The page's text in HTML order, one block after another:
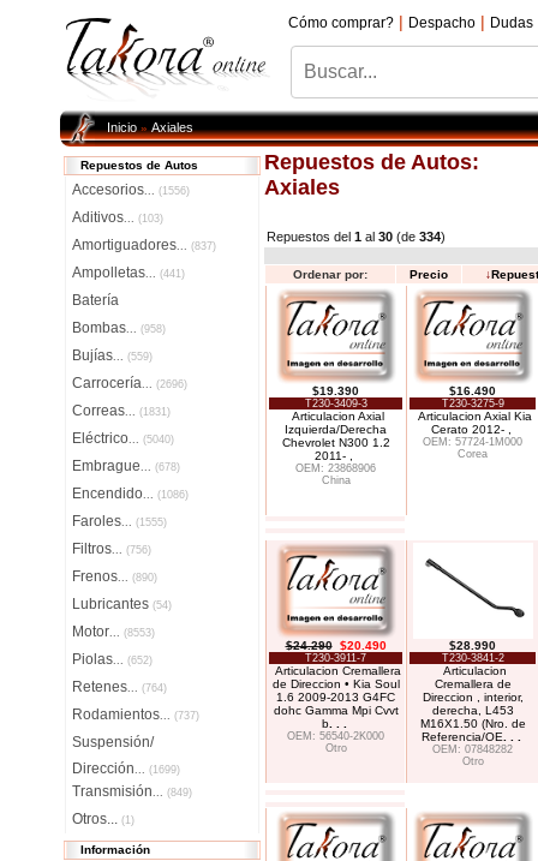
Cómo comprar? | Despacho | Dudas
Inicio»Axiales
Repuestos de Autos
Accesorios... (1556)
Aditivos... (103)
Amortiguadores... (837)
Ampolletas... (441)
Batería
Bombas... (958)
Bujías... (559)
Carrocería... (2696)
Correas... (1831)
Eléctrico... (5040)
Embrague... (678)
Encendido... (1086)
Faroles... (1555)
Filtros... (756)
Frenos... (890)
Lubricantes (54)
Motor... (8553)
Piolas... (652)
Retenes... (764)
Rodamientos... (737)
Suspensión/
Dirección... (1699)
Transmisión... (849)
Otros... (1)
Información
Repuestos de Autos:
Axiales
Repuestos del 1 al 30 (de 334)
Ordenar por: Precio ↓
$19.390
T230-3409-3
Articulacion Axial
Izquierda/Derecha
Chevrolet N300 1.2
2011- ,
OEM: 23868906
China
$16.490
T230-3275-9
Articulacion Axial Kia
Cerato 2012- ,
OEM: 57724-1M000
Corea
$24.290 $20.490
T230-3911-7
Articulacion Cremallera
de Direccion • Kia Soul
1.6 2009-2013 G4FC
dohc Gamma Mpi Cvvt
b. . .
OEM: 56540-2K000
Otro
$28.990
T230-3841-2
Articulacion
Cremallera de
Direccion , interior,
derecha, L453
M16X1.50 (Nro. de
Referencia/OE
OEM: 07848282
Otro